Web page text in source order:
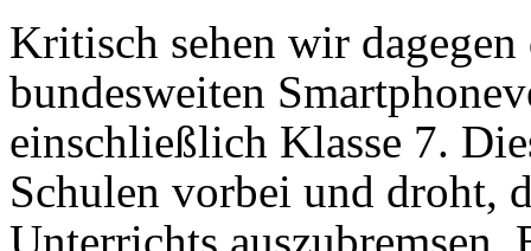
Kritisch sehen wir
bundesweiten
einschließlich Klasse 7.
Schulen vorbei und droht,
Unterrichts auszubremsen.